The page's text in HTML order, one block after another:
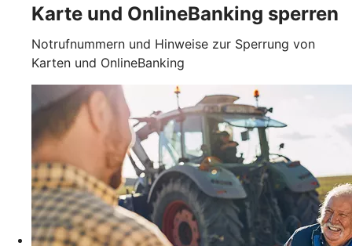
Karte und OnlineBanking sperren
Notrufnummern und Hinweise zur Sperrung von
Karten und OnlineBanking